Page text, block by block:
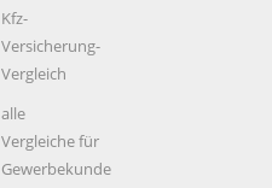
Kfz-
Versicherung-
Vergleich
alle
Vergleiche für
Gewerbekunde